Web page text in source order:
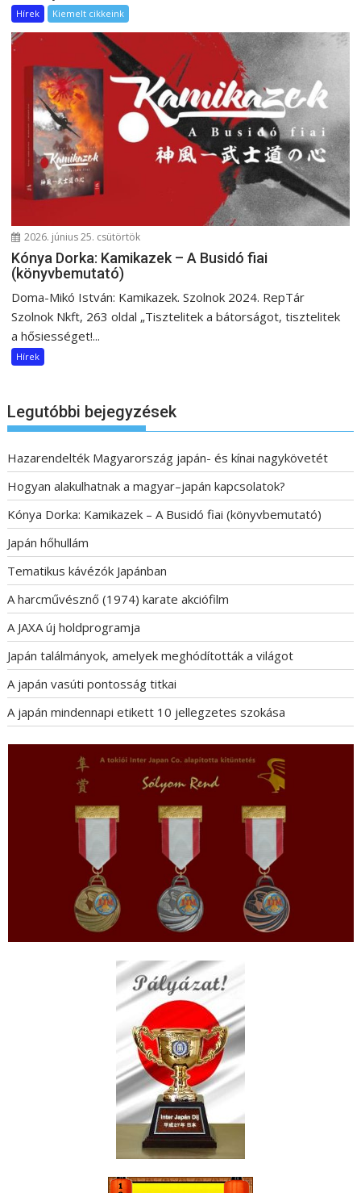
Hírek Kiemelt cikkeink
2026. június 25. csütörtök
Kónya Dorka: Kamikazek – A Busidó fiai
(könyvbemutató)
Doma-Mikó István: Kamikazek. Szolnok 2024. RepTár
Szolnok Nkft, 263 oldal „Tisztelitek a bátorságot, tisztelitek
a hősiességet!...
Hírek
Legutóbbi bejegyzések
Hazarendelték Magyarország japán- és kínai nagykövetét
Hogyan alakulhatnak a magyar–japán kapcsolatok?
Kónya Dorka: Kamikazek – A Busidó fiai (könyvbemutató)
Japán hőhullám
Tematikus kávézók Japánban
A harcművésznő (1974) karate akciófilm
A JAXA új holdprogramja
Japán találmányok, amelyek meghódították a világot
A japán vasúti pontosság titkai
A japán mindennapi etikett 10 jellegzetes szokása